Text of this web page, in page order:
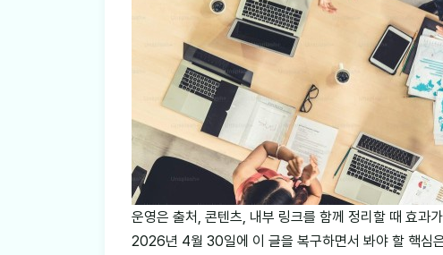
운영은 출처, 콘텐츠, 내부 링크를 함께 정리할 때 효과
2026년 4월 30일에 이 글을 복구하면서 봐야 할 핵심